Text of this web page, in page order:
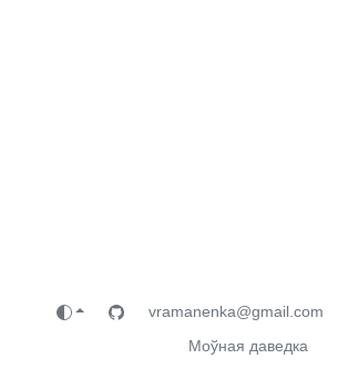
vramanenka@gmail.com
Моўная даведка